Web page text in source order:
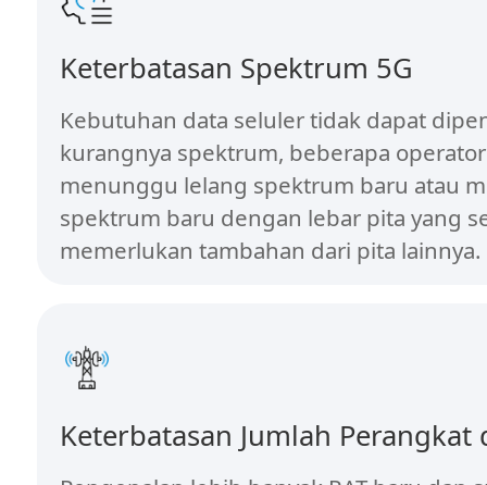
Keterbatasan Spektrum 5G
Kebutuhan data seluler tidak dapat
kurangnya spektrum, beberapa
menunggu lelang spektrum baru atau
spektrum baru dengan lebar pita yang
memerlukan tambahan dari pita lainnya.
Keterbatasan Jumlah Perangkat